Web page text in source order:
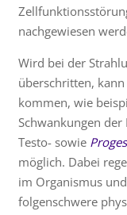
nachgewiesen
Wird bei der
überschritten,
kommen, wie
Schwankungen
Testo- sowie
möglich. Dabei
im Organismus
folgenschwere